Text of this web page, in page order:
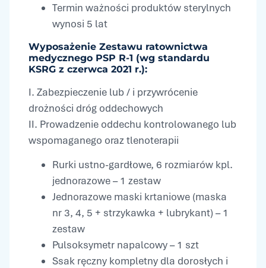
Termin ważności produktów sterylnych
wynosi 5 lat
Wyposażenie Zestawu ratownictwa
medycznego PSP R-1 (wg standardu
KSRG z czerwca 2021 r.):
I. Zabezpieczenie lub / i przywrócenie
drożności dróg oddechowych
II. Prowadzenie oddechu kontrolowanego lub
wspomaganego oraz tlenoterapii
Rurki ustno-gardłowe, 6 rozmiarów kpl.
jednorazowe – 1 zestaw
Jednorazowe maski krtaniowe (maska
nr 3, 4, 5 + strzykawka + lubrykant) – 1
zestaw
Pulsoksymetr napalcowy – 1 szt
Ssak ręczny kompletny dla dorosłych i